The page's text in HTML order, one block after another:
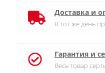
Доставка и
В тот же день
Гарантия и
Весь товар